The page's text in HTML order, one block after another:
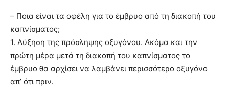
– Ποια είναι τα οφέλη για το έμβρυο από τη διακοπή του
καπνίσματος;
1. Αύξηση της πρόσληψης οξυγόνου. Ακόμα και την
πρώτη μέρα μετά τη διακοπή του καπνίσματος το
έμβρυο θα αρχίσει να λαμβάνει περισσότερο οξυγόνο
απ’ ότι πριν.